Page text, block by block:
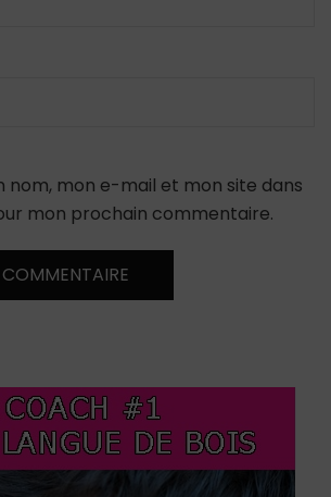
nom, mon e-mail et mon site dans
mon prochain commentaire.